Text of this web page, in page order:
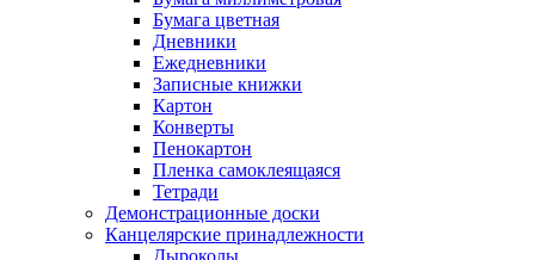
Бумага цветная
Дневники
Ежедневники
Записные книжки
Картон
Конверты
Пенокартон
Пленка самоклеящаяся
Тетради
Демонстрационные доски
Канцелярские принадлежности
Дыроколы